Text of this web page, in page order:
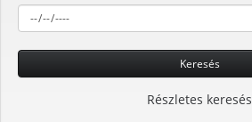
Keresés
Részletes keresés